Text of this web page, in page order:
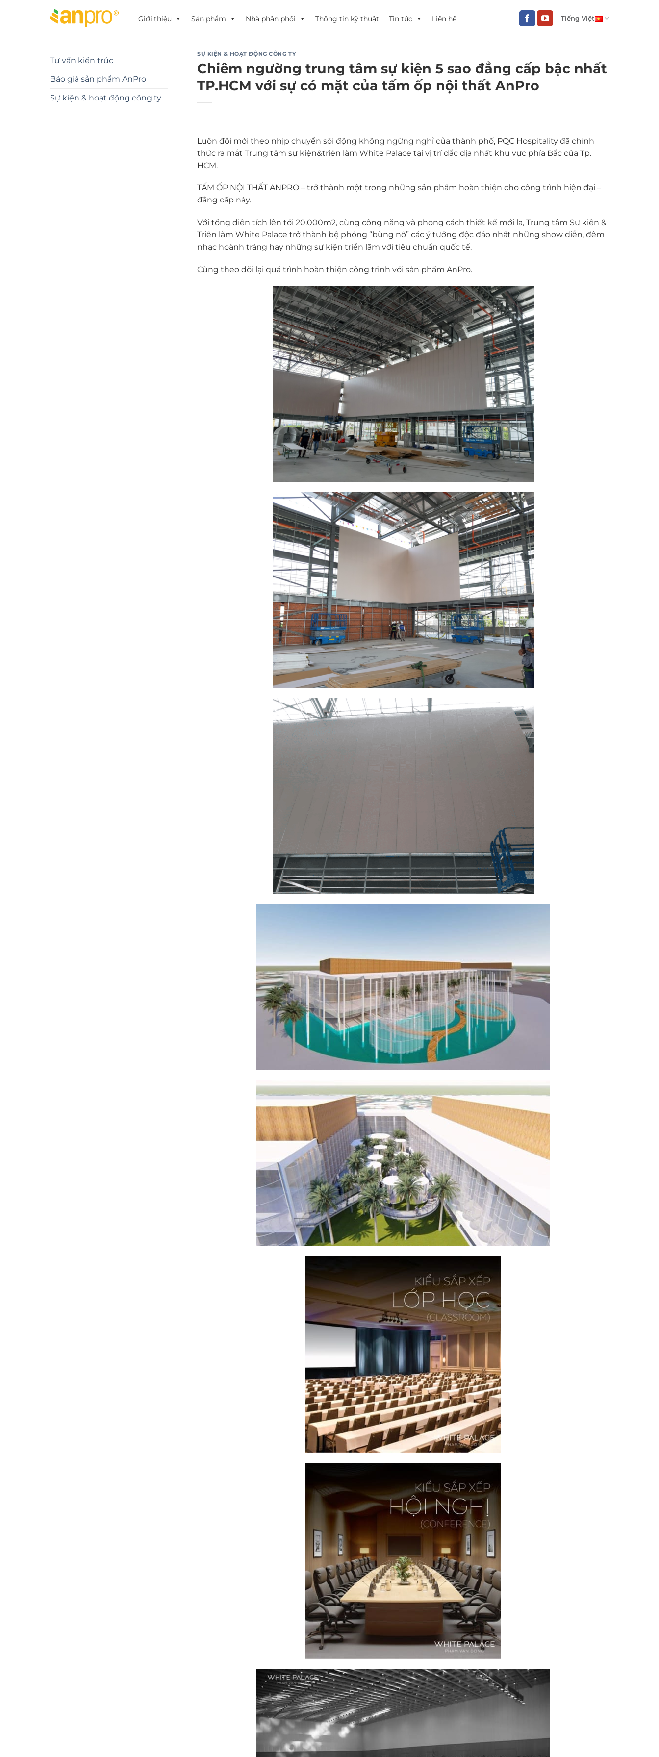
Giới thiệu Sản phẩm Nhà phân phối Thông tin kỹ thuật Tin tức Liên hệ Tiếng Việt
Tư vấn kiến trúc
Báo giá sản phẩm AnPro
Sự kiện & hoạt động công ty
SỰ KIỆN & HOẠT ĐỘNG CÔNG TY
Chiêm ngường trung tâm sự kiện 5 sao đẳng cấp bậc nhất
TP.HCM với sự có mặt của tấm ốp nội thất AnPro
Luôn đổi mới theo nhịp chuyển sôi động không ngừng nghỉ của thành phố, PQC Hospitality đã chính
thức ra mắt Trung tâm sự kiện&triển lãm White Palace tại vị trí đắc địa nhất khu vực phía Bắc của Tp.
HCM.
TẤM ỐP NỘI THẤT ANPRO – trở thành một trong những sản phẩm hoàn thiện cho công trình hiện đại –
đẳng cấp này.
Với tổng diện tích lên tới 20.000m2, cùng công năng và phong cách thiết kế mới lạ, Trung tâm Sự kiện &
Triển lãm White Palace trở thành bệ phóng “bùng nổ” các ý tưởng độc đáo nhất những show diễn, đêm
nhạc hoành tráng hay những sự kiện triển lãm với tiêu chuẩn quốc tế.
Cùng theo dõi lại quá trình hoàn thiện công trình với sản phẩm AnPro.